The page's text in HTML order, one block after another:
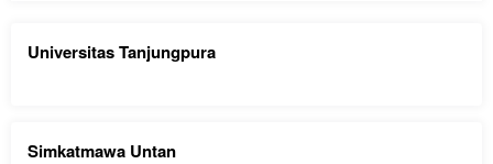
Universitas Tanjungpura
Simkatmawa Untan